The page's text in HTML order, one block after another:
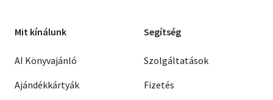
Mit kínálunk
AI Könyvajánló
Ajándékkártyák
Segítség
Szolgáltatások
Fizetés